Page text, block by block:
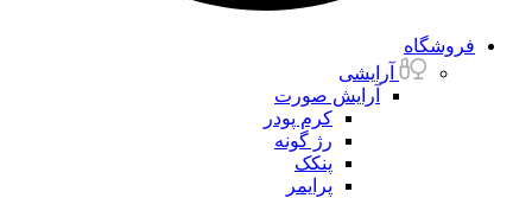
فروشگاه
آرایشی
آرایش صورت
کرم پودر
رژ گونه
پنکک
پرایمر